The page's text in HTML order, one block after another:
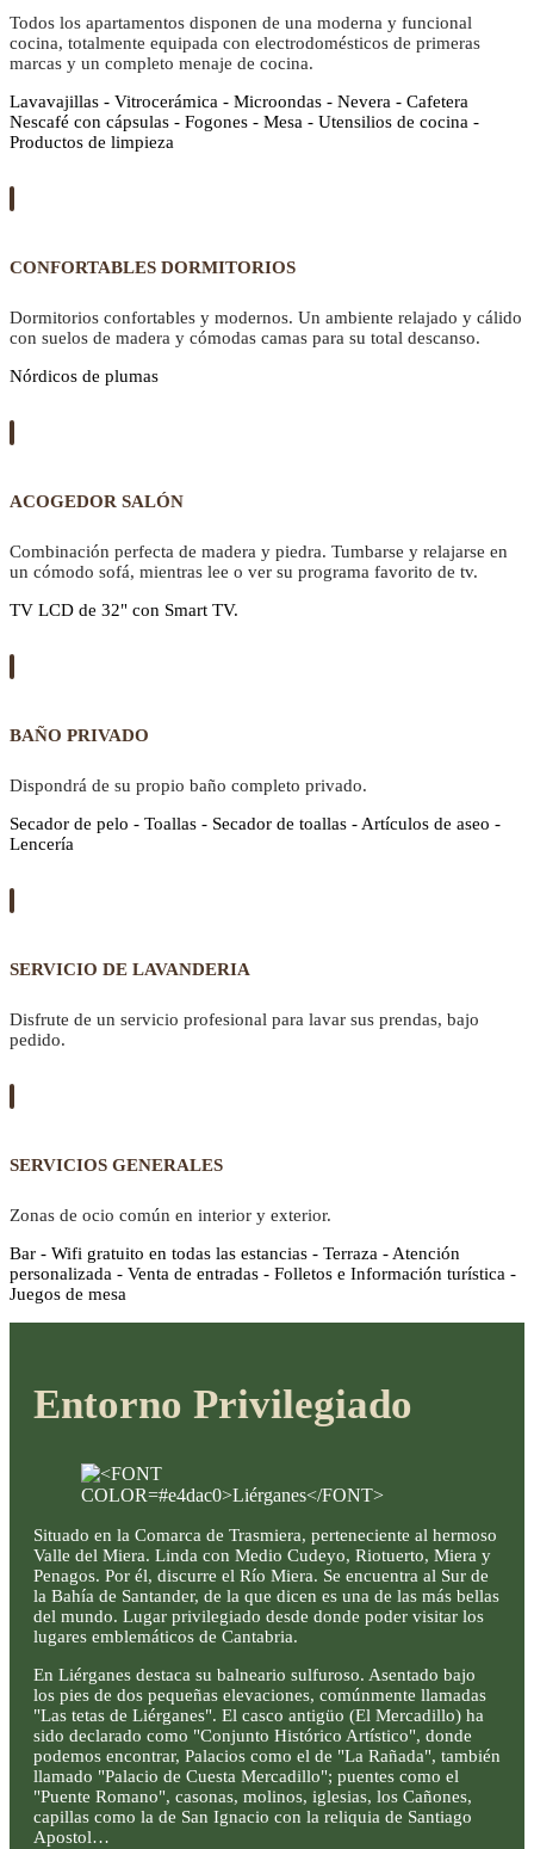
Todos los apartamentos disponen de una moderna y funcional
cocina, totalmente equipada con electrodomésticos de primeras
marcas y un completo menaje de cocina.
Lavavajillas - Vitrocerámica - Microondas - Nevera - Cafetera
Nescafé con cápsulas - Fogones - Mesa - Utensilios de cocina -
Productos de limpieza
CONFORTABLES DORMITORIOS
Dormitorios confortables y modernos. Un ambiente relajado y cálido
con suelos de madera y cómodas camas para su total descanso.
Nórdicos de plumas
ACOGEDOR SALÓN
Combinación perfecta de madera y piedra. Tumbarse y relajarse en
un cómodo sofá, mientras lee o ver su programa favorito de tv.
TV LCD de 32" con Smart TV.
BAÑO PRIVADO
Dispondrá de su propio baño completo privado.
Secador de pelo - Toallas - Secador de toallas - Artículos de aseo -
Lencería
SERVICIO DE LAVANDERIA
Disfrute de un servicio profesional para lavar sus prendas, bajo
pedido.
SERVICIOS GENERALES
Zonas de ocio común en interior y exterior.
Bar - Wifi gratuito en todas las estancias - Terraza - Atención
personalizada - Venta de entradas - Folletos e Información turística -
Juegos de mesa
Entorno Privilegiado
Situado en la Comarca de Trasmiera, perteneciente al hermoso
Valle del Miera. Linda con Medio Cudeyo, Riotuerto, Miera y
Penagos. Por él, discurre el Río Miera. Se encuentra al Sur de
la Bahía de Santander, de la que dicen es una de las más bellas
del mundo. Lugar privilegiado desde donde poder visitar los
lugares emblemáticos de Cantabria.
En Liérganes destaca su balneario sulfuroso. Asentado bajo
los pies de dos pequeñas elevaciones, comúnmente llamadas
"Las tetas de Liérganes". El casco antigüo (El Mercadillo) ha
sido declarado como "Conjunto Histórico Artístico", donde
podemos encontrar, Palacios como el de "La Rañada", también
llamado "Palacio de Cuesta Mercadillo"; puentes como el
"Puente Romano", casonas, molinos, iglesias, los Cañones,
capillas como la de San Ignacio con la reliquia de Santiago
Apostol…